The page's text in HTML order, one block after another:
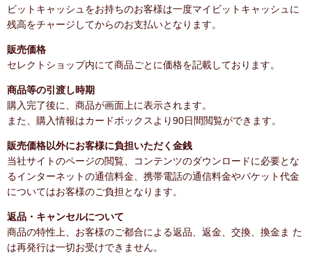
ビットキャッシュをお持ちのお客様は一度マイビットキャッシュに
残高をチャージしてからのお支払いとなります。
販売価格
セレクトショップ内にて商品ごとに価格を記載しております。
商品等の引渡し時期
購入完了後に、商品が画面上に表示されます。
また、購入情報はカードボックスより90日間閲覧ができます。
販売価格以外にお客様に負担いただく金銭
当社サイトのページの閲覧、コンテンツのダウンロードに必要とな
るインターネットの通信料金、携帯電話の通信料金やパケット代金
についてはお客様のご負担となります。
返品・キャンセルについて
商品の特性上、お客様のご都合による返品、返金、交換、換金ま た
は再発行は一切お受けできません。